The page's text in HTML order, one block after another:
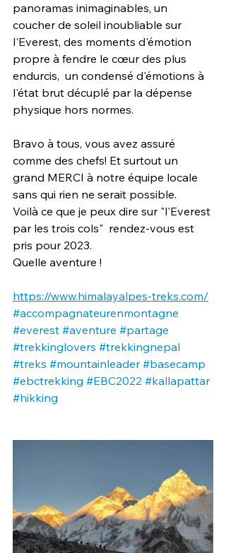
panoramas inimaginables, un
coucher de soleil inoubliable sur
l'Everest, des moments d'émotion
propre à fendre le cœur des plus
endurcis,  un condensé d'émotions à
l'état brut décuplé par la dépense
physique hors normes.
Bravo à tous, vous avez assuré
comme des chefs! Et surtout un
grand MERCI à notre équipe locale
sans qui rien ne serait possible.
Voilà ce que je peux dire sur "l'Everest
par les trois cols"  rendez-vous est
pris pour 2023.
Quelle aventure !
https://www.himalayalpes-treks.com/
#accompagnateurenmontagne
#everest #aventure #partage
#trekkinglovers #trekkingnepal
#treks #mountainleader #basecamp
#ebctrekking #EBC2022 #kallapattar
#hikking